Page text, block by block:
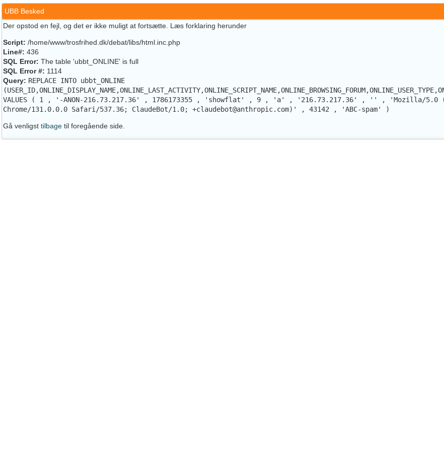
UBB Besked
Der opstod en fejl, og det er ikke muligt at fortsætte. Læs forklaring herunder
Script: /home/www/trosfrihed.dk/debat/libs/html.inc.php
Line#: 436
SQL Error: The table 'ubbt_ONLINE' is full
SQL Error #: 1114
Query: REPLACE INTO ubbt_ONLINE
VALUES ( 1 , '-ANON-216.73.217.36' , 1786173355 , 'showflat' , 9 , 'a' , '216.73.217.36' , '' , 'Mozilla/5.0
Chrome/131.0.0.0 Safari/537.36; ClaudeBot/1.0; +claudebot@anthropic.com)' , 43142 , 'ABC-spam' )
Gå venligst tilbage til foregående side.